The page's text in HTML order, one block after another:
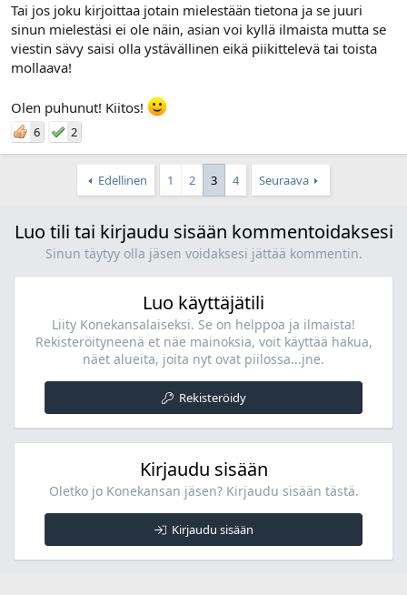
Tai jos joku kirjoittaa jotain mielestään tietona ja se juuri
sinun mielestäsi ei ole näin, asian voi kyllä ilmaista mutta se
viestin sävy saisi olla ystävällinen eikä piikittelevä tai toista
mollaava!
Olen puhunut! Kiitos!
6 2
Edellinen 1 2 3 4 Seuraava
Luo tili tai kirjaudu sisään kommentoidaksesi
Sinun täytyy olla jäsen voidaksesi jättää kommentin.
Luo käyttäjätili
Liity Konekansalaiseksi. Se on helppoa ja ilmaista!
Rekisteröityneenä et näe mainoksia, voit käyttää hakua,
näet alueita, joita nyt ovat piilossa...jne.
Rekisteröidy
Kirjaudu sisään
Oletko jo Konekansan jäsen? Kirjaudu sisään tästä.
Kirjaudu sisään